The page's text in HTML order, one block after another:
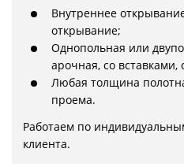
Внутреннее
открывание;
Однопольная или
арочная, со вставками,
Любая толщина
проема.
Работаем по
клиента.